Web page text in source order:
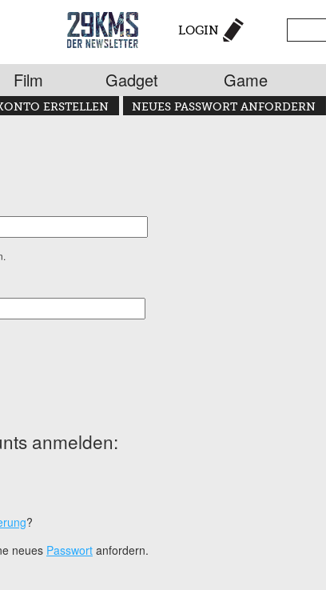
LOGIN
Film Gadget Game
ERSTELLEN NEUES PASSWORT ANFORDERN
anmelden:
?
neues Passwort anfordern.